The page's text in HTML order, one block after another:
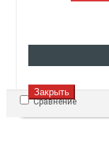
Сравнение
Закрыть